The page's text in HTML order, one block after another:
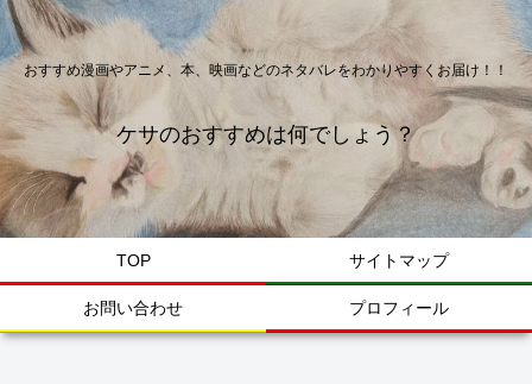
おすすめ漫画やアニメ、本、映画などのネタバレをわかりやすくお届け！！
ケサのおすすめは何でしょう？
TOP サイトマップ
お問い合わせ プロフィール